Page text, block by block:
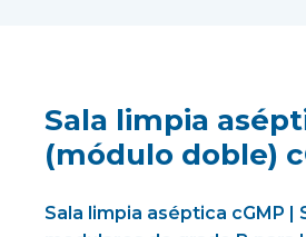
Sala limpia
(módulo doble)
Sala limpia aséptica cGMP |